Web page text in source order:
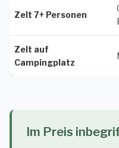
Zelt 7+ Personen
Zelt auf
Campingplatz
Im Preis